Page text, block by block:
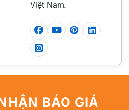
Việt Nam.
BÁO GIÁ